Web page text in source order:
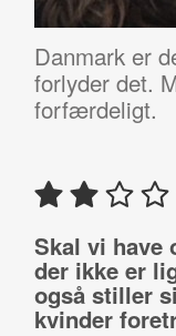
Danmark er
forlyder det.
forfærdeligt.
Skal vi have
der ikke er
også stiller
kvinder